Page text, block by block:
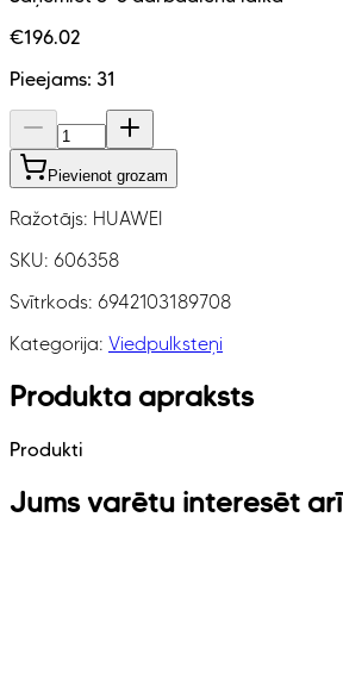
€196.02
Pieejams: 31
Pievienot grozam
Ražotājs: HUAWEI
SKU: 606358
Svītrkods: 6942103189708
Kategorija: Viedpulksteņi
Produkta apraksts
Produkti
Jums varētu interesēt arī